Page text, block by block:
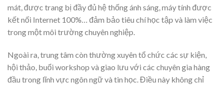
mát, được trang bị đầy đủ hệ thống ánh sáng, máy tính được
kết nối Internet 100%… đảm bảo tiêu chí học tập và làm việc
trong một môi trường chuyên nghiệp.
Ngoài ra, trung tâm còn thường xuyên tổ chức các sự kiện,
hội thảo, buổi workshop và giao lưu với các chuyên gia hàng
đầu trong lĩnh vực ngôn ngữ và tin học. Điều này không chỉ